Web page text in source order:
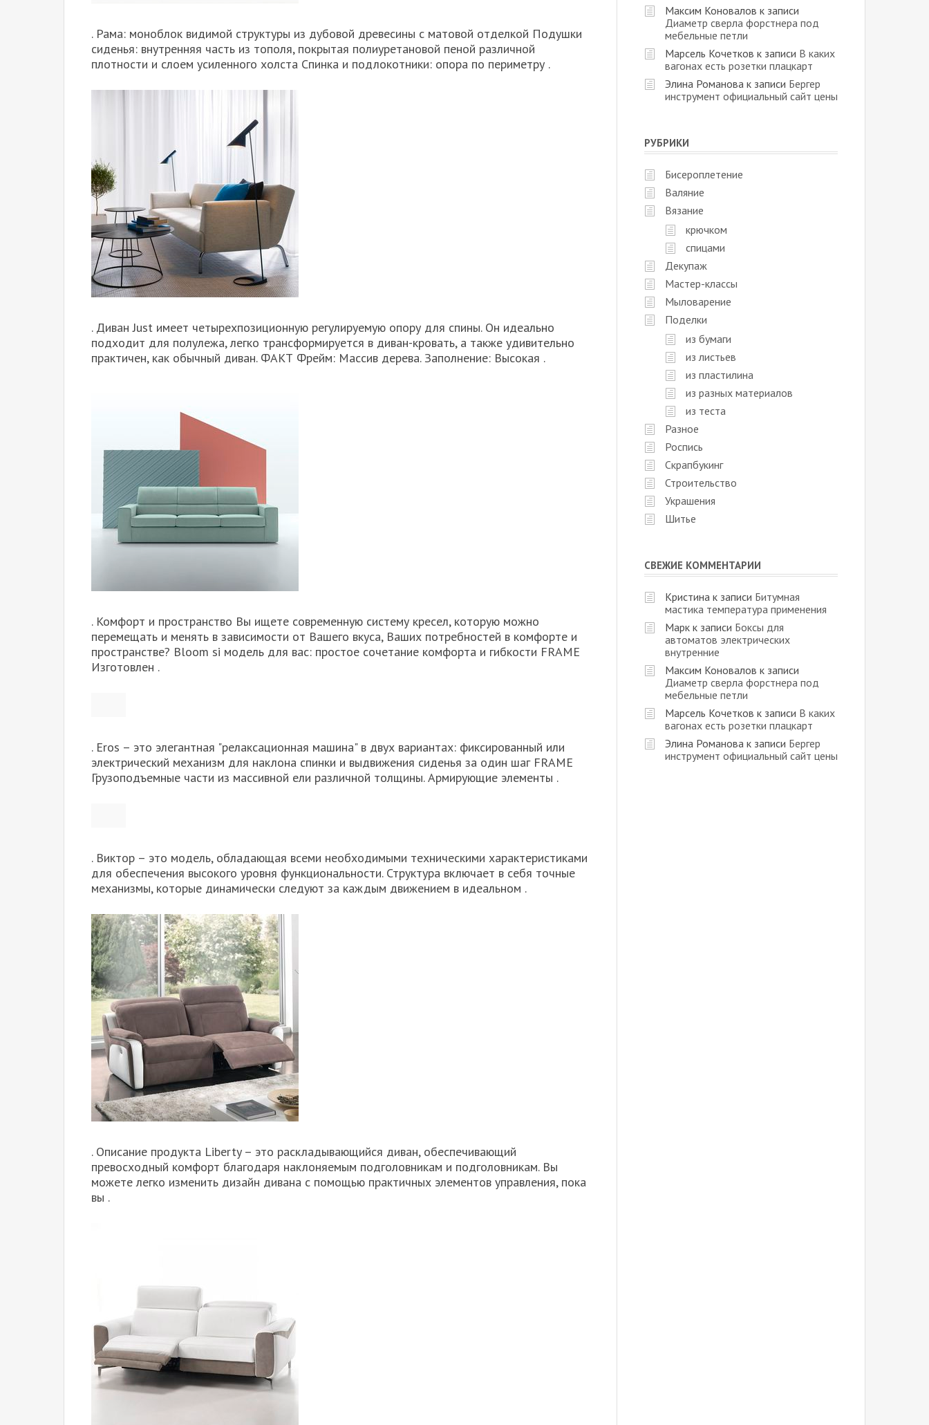
. Рама: моноблок видимой структуры из дубовой древесины с матовой отделкой Подушки
сиденья: внутренняя часть из тополя, покрытая полиуретановой пеной различной
плотности и слоем усиленного холста Спинка и подлокотники: опора по периметру .
. Диван Just имеет четырехпозиционную регулируемую опору для спины. Он идеально
подходит для полулежа, легко трансформируется в диван-кровать, а также удивительно
практичен, как обычный диван. ФАКТ Фрейм: Массив дерева. Заполнение: Высокая .
. Комфорт и пространство Вы ищете современную систему кресел, которую можно
перемещать и менять в зависимости от Вашего вкуса, Ваших потребностей в комфорте и
пространстве? Bloom si модель для вас: простое сочетание комфорта и гибкости FRAME
Изготовлен .
. Eros – это элегантная "релаксационная машина" в двух вариантах: фиксированный или
электрический механизм для наклона спинки и выдвижения сиденья за один шаг FRAME
Грузоподъемные части из массивной ели различной толщины. Армирующие элементы .
. Виктор – это модель, обладающая всеми необходимыми техническими характеристиками
для обеспечения высокого уровня функциональности. Структура включает в себя точные
механизмы, которые динамически следуют за каждым движением в идеальном .
. Описание продукта Liberty – это раскладывающийся диван, обеспечивающий
превосходный комфорт благодаря наклоняемым подголовникам и подголовникам. Вы
можете легко изменить дизайн дивана с помощью практичных элементов управления, пока
вы .
Максим Коновалов к записи
Диаметр сверла форстнера под
мебельные петли
Марсель Кочетков к записи В каких
вагонах есть розетки плацкарт
Элина Романова к записи Бергер
инструмент официальный сайт цены
РУБРИКИ
Бисероплетение
Валяние
Вязание
крючком
спицами
Декупаж
Мастер-классы
Мыловарение
Поделки
из бумаги
из листьев
из пластилина
из разных материалов
из теста
Разное
Роспись
Скрапбукинг
Строительство
Украшения
Шитье
СВЕЖИЕ КОММЕНТАРИИ
Кристина к записи Битумная
мастика температура применения
Марк к записи Боксы для
автоматов электрических
внутренние
Максим Коновалов к записи
Диаметр сверла форстнера под
мебельные петли
Марсель Кочетков к записи В каких
вагонах есть розетки плацкарт
Элина Романова к записи Бергер
инструмент официальный сайт цены